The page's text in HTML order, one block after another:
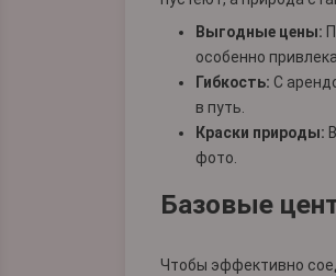
Выгодные цены:
особенно
Гибкость: С
в путь.
Краски природы:
фото.
Базовые
Чтобы эффективно